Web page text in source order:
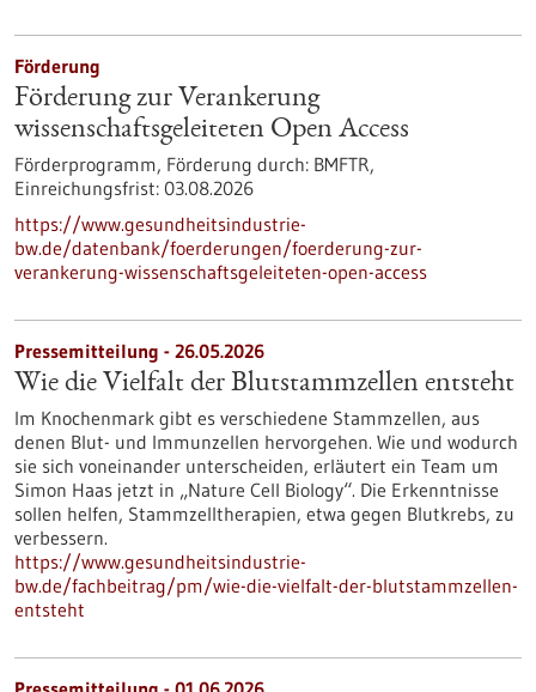
Förderung
Förderung zur Verankerung
wissenschaftsgeleiteten Open Access
Förderprogramm, Förderung durch: BMFTR,
Einreichungsfrist: 03.08.2026
https://www.gesundheitsindustrie-
bw.de/datenbank/foerderungen/foerderung-zur-
verankerung-wissenschaftsgeleiteten-open-access
Pressemitteilung - 26.05.2026
Wie die Vielfalt der Blutstammzellen entsteht
Im Knochenmark gibt es verschiedene Stammzellen, aus
denen Blut- und Immunzellen hervorgehen. Wie und wodurch
sie sich voneinander unterscheiden, erläutert ein Team um
Simon Haas jetzt in ​„Nature Cell Biology“. Die Erkenntnisse
sollen helfen, Stammzelltherapien, etwa gegen Blutkrebs, zu
verbessern.
https://www.gesundheitsindustrie-
bw.de/fachbeitrag/pm/wie-die-vielfalt-der-blutstammzellen-
entsteht